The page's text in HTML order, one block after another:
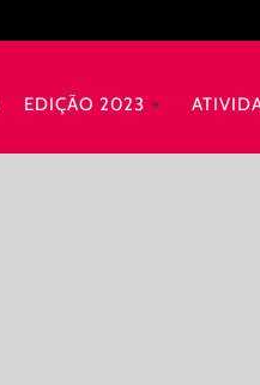
EDIÇÃO 2023